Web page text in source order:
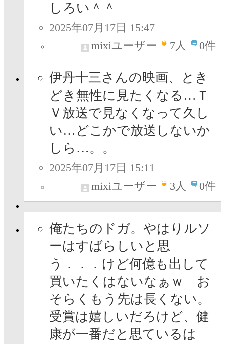
しろい＾＾
2025年07月17日 15:47
mixiユーザー
7人 0件
伊丹十三さんの映画、とき
どき無性に見たくなる…Ｔ
Ｖ放送で見なくなって久し
い…どこかで放送しないか
しら…。。
2025年07月17日 15:11
mixiユーザー
3人 0件
俺たちのドガ。やはりルソ
ーはすばらしいと思
う．．．けど何億も出して
買いたくはないなぁｗ お
そらくもう先は長くない。
受賞は嬉しいだろけど、健
康が一番だと思ているは